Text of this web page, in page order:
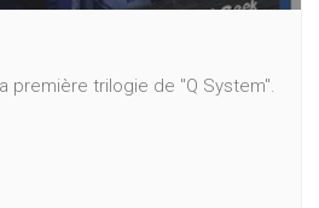
première trilogie de "Q System".